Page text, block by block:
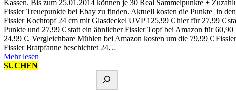
Kassen. Bis zum 25.01.2014 können je 30 Real Sammelpunkte +
Fissler Treuepunkte bei Ebay zu finden. Aktuell kosten die Punkte in
Fissler Kochtopf 24 cm mit Glasdeckel UVP 125,99 € hier für 27,99 €
Punkte und 27,99 € statt ein ähnlicher Fissler Topf bei Amazon für
24,99 €. Vergleichbare Mühlen bei Amazon kosten um die 79,99 €
Fissler Bratpfanne beschichtet 24…
Mehr lesen
SUCHEN